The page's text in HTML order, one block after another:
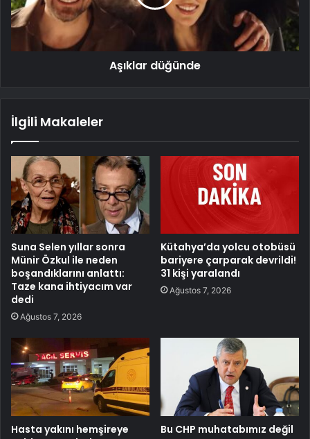
Aşıklar düğünde
İlgili Makaleler
Suna Selen yıllar sonra
Münir Özkul ile neden
boşandıklarını anlattı:
Taze kana ihtiyacım var
dedi
Ağustos 7, 2026
Kütahya’da yolcu otobüsü
bariyere çarparak devrildi!
31 kişi yaralandı
Ağustos 7, 2026
Hasta yakını hemşireye
Bu CHP muhatabımız değil